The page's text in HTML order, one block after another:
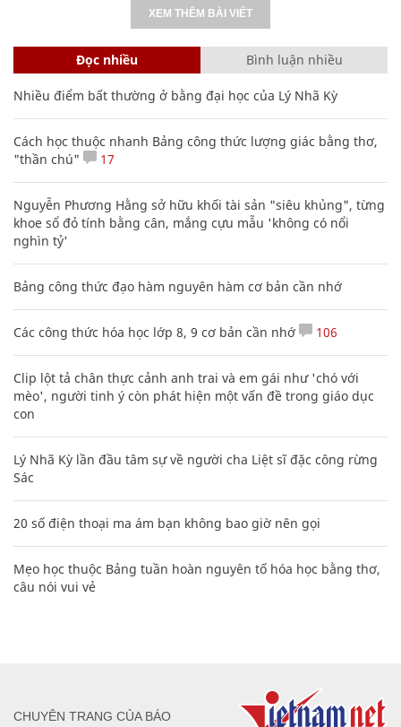
XEM THÊM BÀI VIẾT
Đọc nhiều Bình luận nhiều
Nhiều điểm bất thường ở bằng đại học của Lý Nhã Kỳ
Cách học thuộc nhanh Bảng công thức lượng giác bằng thơ,
"thần chú"
17
Nguyễn Phương Hằng sở hữu khối tài sản "siêu khủng", từng
khoe sổ đỏ tính bằng cân, mắng cựu mẫu 'không có nổi
nghìn tỷ'
Bảng công thức đạo hàm nguyên hàm cơ bản cần nhớ
Các công thức hóa học lớp 8, 9 cơ bản cần nhớ 106
Clip lột tả chân thực cảnh anh trai và em gái như 'chó với
mèo', người tinh ý còn phát hiện một vấn đề trong giáo dục
con
Lý Nhã Kỳ lần đầu tâm sự về người cha Liệt sĩ đặc công rừng
Sác
20 số điện thoại ma ám bạn không bao giờ nên gọi
Mẹo học thuộc Bảng tuần hoàn nguyên tố hóa học bằng thơ,
câu nói vui vẻ
CHUYÊN TRANG CỦA BÁO